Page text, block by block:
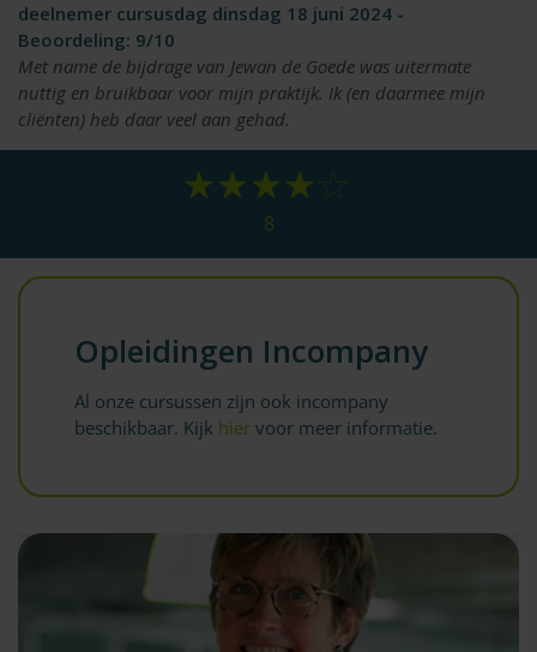
deelnemer cursusdag dinsdag 18 juni 2024 -
Beoordeling: 9/10
Met name de bijdrage van Jewan de Goede was uitermate
nuttig en bruikbaar voor mijn praktijk. Ik (en daarmee mijn
cliënten) heb daar veel aan gehad.
8
Opleidingen Incompany
Al onze cursussen zijn ook incompany
beschikbaar. Kijk hier voor meer informatie.